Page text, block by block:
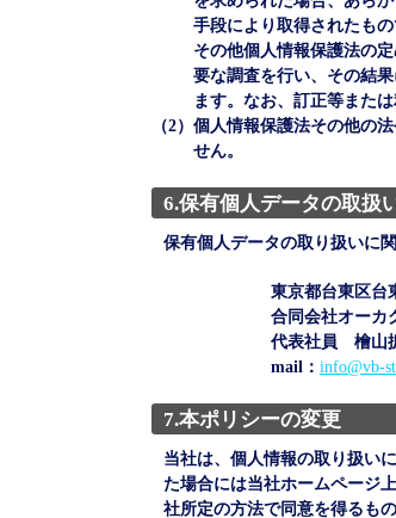
手段により取得されたも
その他個人情報保護法の
要な調査を行い、その結
ます。なお、訂正等また
（2） 個人情報保護法その他の
せん。
6.保有個人データの取扱
保有個人データの取り扱いに
東京都台東区台
合同会社オーカ
代表社員 檜山
mail： info@vb-
7.本ポリシーの変更
当社は、個人情報の取り扱い
た場合には当社ホームページ
社所定の方法で同意を得るもの